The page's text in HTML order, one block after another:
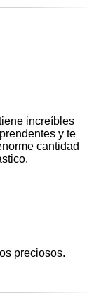
increíbles
y te
cantidad
preciosos.